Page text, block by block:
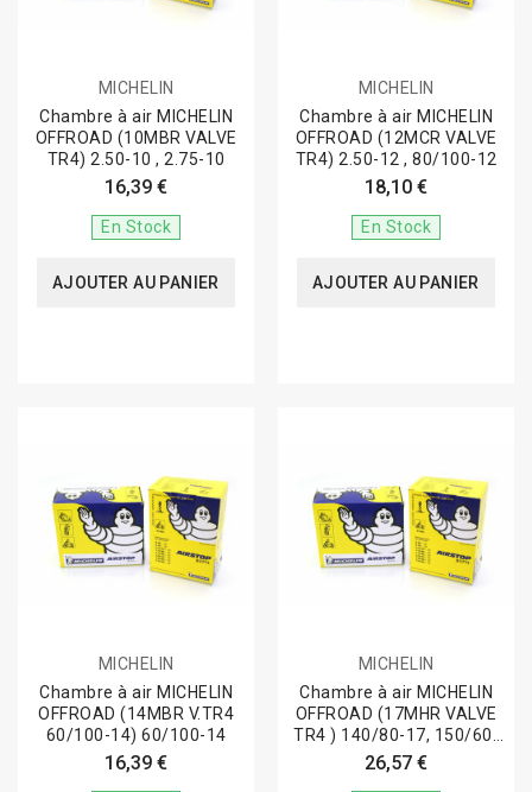
MICHELIN
Chambre à air MICHELIN
OFFROAD (10MBR VALVE
TR4) 2.50-10 , 2.75-10
16,39 €
En Stock
AJOUTER AU PANIER
MICHELIN
Chambre à air MICHELIN
OFFROAD (12MCR VALVE
TR4) 2.50-12 , 80/100-12
18,10 €
En Stock
AJOUTER AU PANIER
MICHELIN
Chambre à air MICHELIN
OFFROAD (14MBR V.TR4
60/100-14) 60/100-14
16,39 €
MICHELIN
Chambre à air MICHELIN
OFFROAD (17MHR VALVE
TR4 ) 140/80-17, 150/60-
17,...
26,57 €